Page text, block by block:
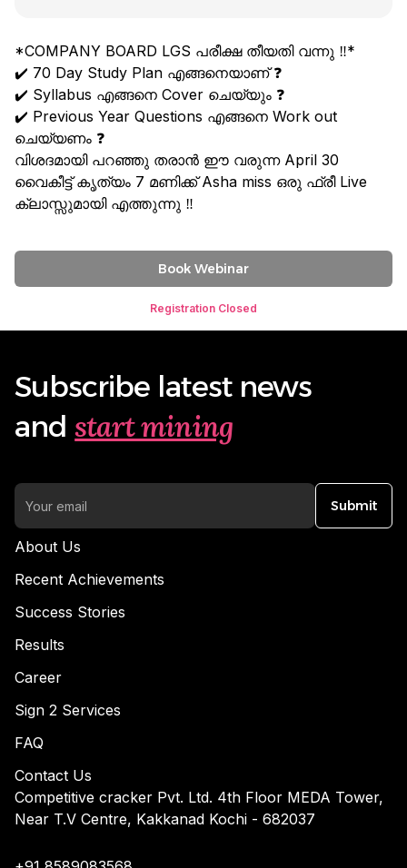
*COMPANY BOARD LGS പരീക്ഷ തീയതി വന്നു ‼️*
✔️ 70 Day Study Plan എങ്ങനെയാണ് ❓
✔️ Syllabus എങ്ങനെ Cover ചെയ്യും ❓
✔️ Previous Year Questions എങ്ങനെ Work out
ചെയ്യണം ❓
വിശദമായി പറഞ്ഞു തരാൻ ഈ വരുന്ന April 30
വൈകീട്ട് കൃത്യം 7 മണിക്ക് Asha miss ഒരു ഫ്രീ Live
ക്ലാസ്സുമായി എത്തുന്നു ‼️
Book Webinar
Registration Closed
Subscribe latest news
and start mining
Submit
About Us
Recent Achievements
Success Stories
Results
Career
Sign 2 Services
FAQ
Contact Us
Competitive cracker Pvt. Ltd. 4th Floor MEDA Tower,
Near T.V Centre, Kakkanad Kochi - 682037